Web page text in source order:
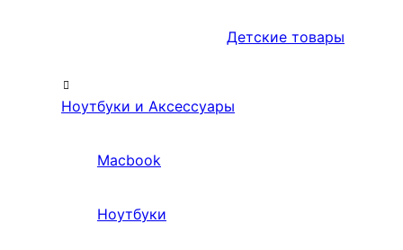
Детские товары
Ноутбуки и Аксессуары
Macbook
Ноутбуки